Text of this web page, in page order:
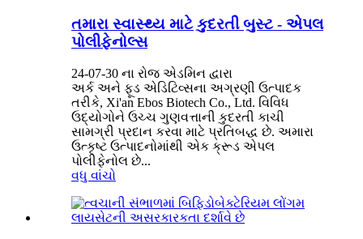
તમારા સ્વાસ્થ્ય માટે કુદરતી બુસ્ટ - એપલ
પોલીફેનોલ્સ
24-07-30 ના રોજ એડમિન દ્વારા
અર્ક અને ફૂડ એડિટિવ્સના અગ્રણી ઉત્પાદક
તરીકે, Xi'an Ebos Biotech Co., Ltd. વિવિધ
ઉદ્યોગોને ઉચ્ચ ગુણવત્તાની કુદરતી કાચી
સામગ્રી પ્રદાન કરવા માટે પ્રતિબદ્ધ છે. અમારા
ઉત્કૃષ્ટ ઉત્પાદનોમાંથી એક ક્રૂડ એપલ
પોલીફેનોલ છે...
વધુ વાંચો